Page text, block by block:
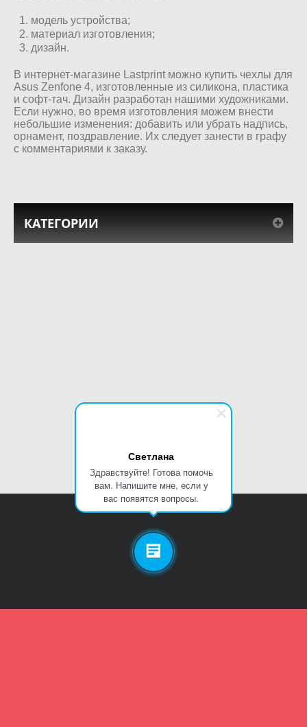
Светлана
Здравствуйте! Готова помочь
вам. Напишите мне, если у
вас появятся вопросы.
модель устройства;
материал изготовления;
дизайн.
В интернет-магазине Lastprint можно купить чехлы для
Asus Zenfone 4, изготовленные из силикона, пластика
и софт-тач. Дизайн разработан нашими художниками.
Если нужно, во время изготовления можем внести
небольшие изменения: добавить или убрать надпись,
орнамент, поздравление. Их следует занести в графу
с комментариями к заказу.
КАТЕГОРИИ